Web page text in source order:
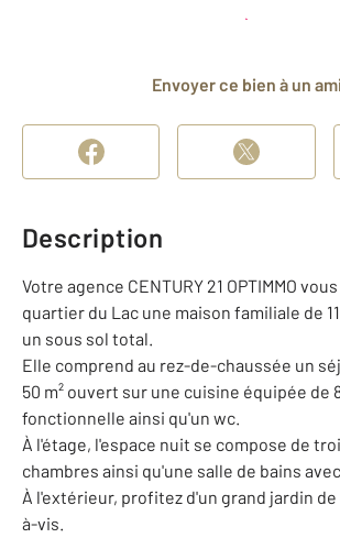
Envoyer ce bien à un
Description
Votre agence CENTURY 21 OPTIMMO
quartier du Lac une maison familiale de
un sous sol total.
Elle comprend au rez-de-chaussée un
50 m² ouvert sur une cuisine équipée de
fonctionnelle ainsi qu'un wc.
À l'étage, l'espace nuit se compose de
chambres ainsi qu'une salle de bains
À l'extérieur, profitez d'un grand jardin de
à-vis.